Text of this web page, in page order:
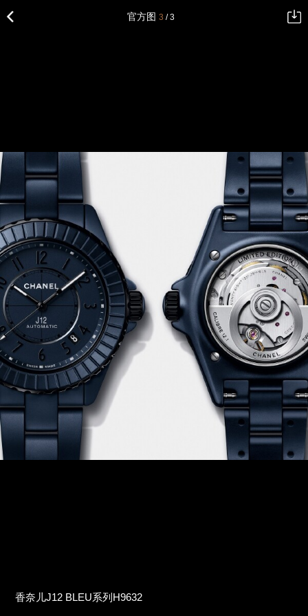
官方图 3 / 3
香奈儿J12 BLEU系列H9632